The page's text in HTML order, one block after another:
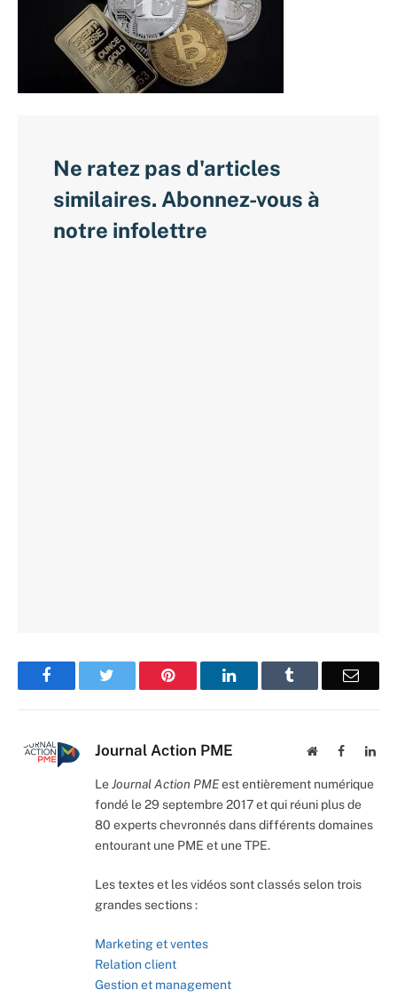
Ne ratez pas d'articles
similaires. Abonnez-vous à
notre infolettre
Facebook Pinterest LinkedIn Email
Journal Action PME WebsiteFacebook
LeJournal Action PMEest entièrement numérique
fondé le 29 septembre 2017 et qui réuni plus de
80 experts chevronnés dans différents domaines
entourant une PME et une TPE.
Les textes et les vidéos sont classés selon trois
grandes sections :
Marketing et ventes
Relation client
Gestion et management